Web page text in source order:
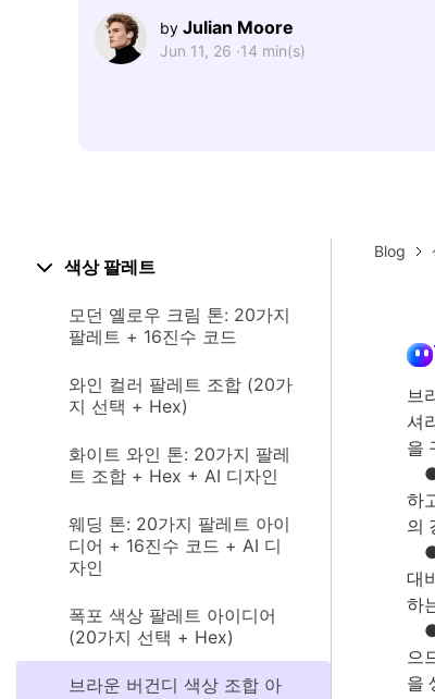
by Julian Moore
Jun 11, 26 ·14 min(s)
색상 팔레트
모던 옐로우 크림 톤: 20가지
팔레트 + 16진수 코드
와인 컬러 팔레트 조합 (20가
지 선택 + Hex)
화이트 와인 톤: 20가지 팔레
트 조합 + Hex + AI 디자인
웨딩 톤: 20가지 팔레트 아이
디어 + 16진수 코드 + AI 디
자인
폭포 색상 팔레트 아이디어
(20가지 선택 + Hex)
브라운 버건디 색상 조합 아
Blog
브
셔
을
●
하
의
●
대
하
●
으
을